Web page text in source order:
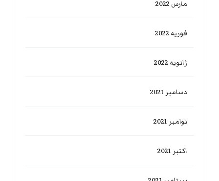
مارس 2022
فوریه 2022
ژانویه 2022
دسامبر 2021
نوامبر 2021
اکتبر 2021